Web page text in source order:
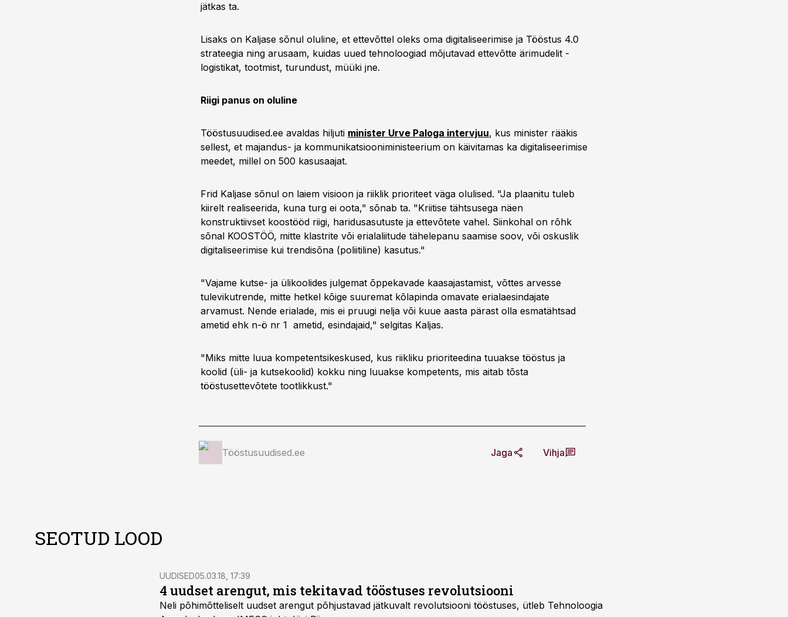
jätkas ta.
Lisaks on Kaljase sõnul oluline, et ettevõttel oleks oma digitaliseerimise ja Tööstus 4.0
strateegia ning arusaam, kuidas uued tehnoloogiad mõjutavad ettevõtte ärimudelit -
logistikat, tootmist, turundust, müüki jne.
Riigi panus on oluline
Tööstusuudised.ee avaldas hiljuti minister Urve Paloga intervjuu, kus minister rääkis
sellest, et majandus- ja kommunikatsiooniministeerium on käivitamas ka digitaliseerimise
meedet, millel on 500 kasusaajat.
Frid Kaljase sõnul on laiem visioon ja riiklik prioriteet väga olulised. "Ja plaanitu tuleb
kiirelt realiseerida, kuna turg ei oota," sõnab ta. "Kriitise tähtsusega näen
konstruktiivset koostööd riigi, haridusasutuste ja ettevõtete vahel. Siinkohal on rõhk
sõnal KOOSTÖÖ, mitte klastrite või erialaliitude tähelepanu saamise soov, või oskuslik
digitaliseerimise kui trendisõna (poliitiline) kasutus."
"Vajame kutse- ja ülikoolides julgemat õppekavade kaasajastamist, võttes arvesse
tulevikutrende, mitte hetkel kõige suuremat kõlapinda omavate erialaesindajate
arvamust. Nende erialade, mis ei pruugi nelja või kuue aasta pärast olla esmatähtsad
ametid ehk n-ö nr 1 ametid, esindajaid," selgitas Kaljas.
"Miks mitte luua kompetentsikeskused, kus riikliku prioriteedina tuuakse tööstus ja
koolid (üli- ja kutsekoolid) kokku ning luuakse kompetents, mis aitab tõsta
tööstusettevõtete tootlikkust."
Tööstusuudised.ee Jaga Vihja
SEOTUD LOOD
UUDISED05.03.18, 17:39
4 uudset arengut, mis tekitavad tööstuses revolutsiooni
Neli põhimõtteliselt uudset arengut põhjustavad jätkuvalt revolutsiooni tööstuses, ütleb Tehnoloogia